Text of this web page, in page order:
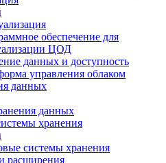
обеспечение для
ЦОД
данных и доступность
управления облаком
данных
данных
хранения
системы хранения
расширения